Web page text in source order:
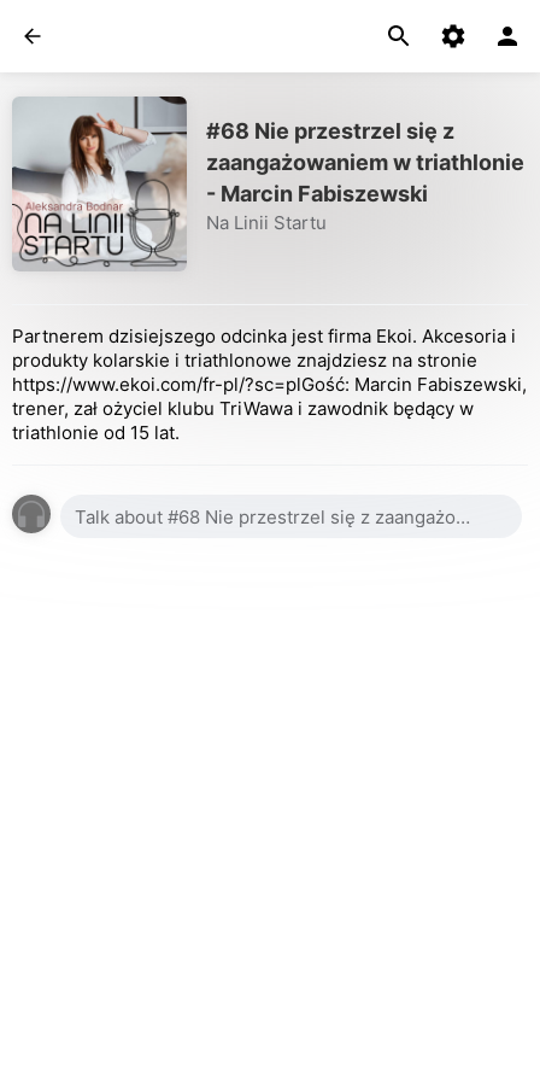
#68 Nie przestrzel się z
zaangażowaniem w triathlonie
- Marcin Fabiszewski
Na Linii Startu
Partnerem dzisiejszego odcinka jest firma Ekoi. Akcesoria i
produkty kolarskie i triathlonowe znajdziesz na stronie
https://www.ekoi.com/fr-pl/?sc=plGość: Marcin Fabiszewski,
trener, zał ożyciel klubu TriWawa i zawodnik będący w
triathlonie od 15 lat.